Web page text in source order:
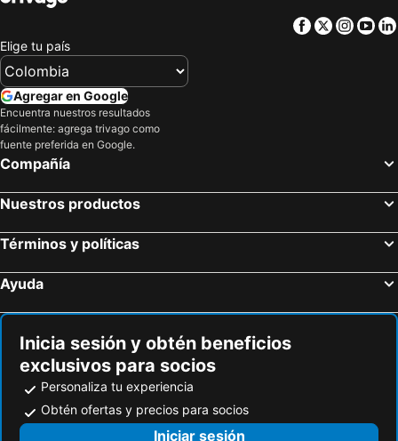
Hotel Calle Ancha
Palacio Chico 1850
Hotel Palacio Chico 1940
Hotel Casa Blanca Antigua Guatemala
San Jerónimo, Baja Verapaz Hoteles
Guatemala-ciudad, Guatemala Hoteles
Panajachel, Sololá Hoteles
Santa Cruz La Laguna, Sololá Hoteles
Quetzaltenango, Quetzaltenango Hoteles
San Marcos La Laguna, Sololá Hoteles
Flores, El Petén Hoteles
Facebook
Twitter
Elige tu país
Agregar en Google
Encuentra nuestros resultados
fácilmente: agrega trivago como
fuente preferida en Google.
Compañía
Nuestros productos
Términos y políticas
Ayuda
Inicia sesión y obtén beneficios
exclusivos para socios
Personaliza tu experiencia
Obtén ofertas y precios para socios
Iniciar sesión